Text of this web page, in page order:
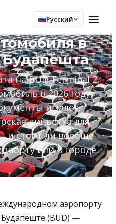
Русский
в
Будапешта
на BUD Terminal 2,
в 2026 году,
и залог,
виньетка для
и стоит ли вообще
или в городе.
аэропорту
(BUD) —